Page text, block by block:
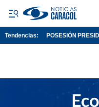
Tendencias: POSESIÓN